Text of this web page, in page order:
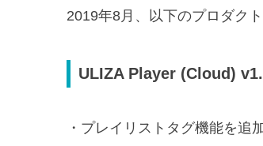
2019年8月、以下のプロダク
ULIZA Player (Cloud)
・プレイリストタグ機能を追